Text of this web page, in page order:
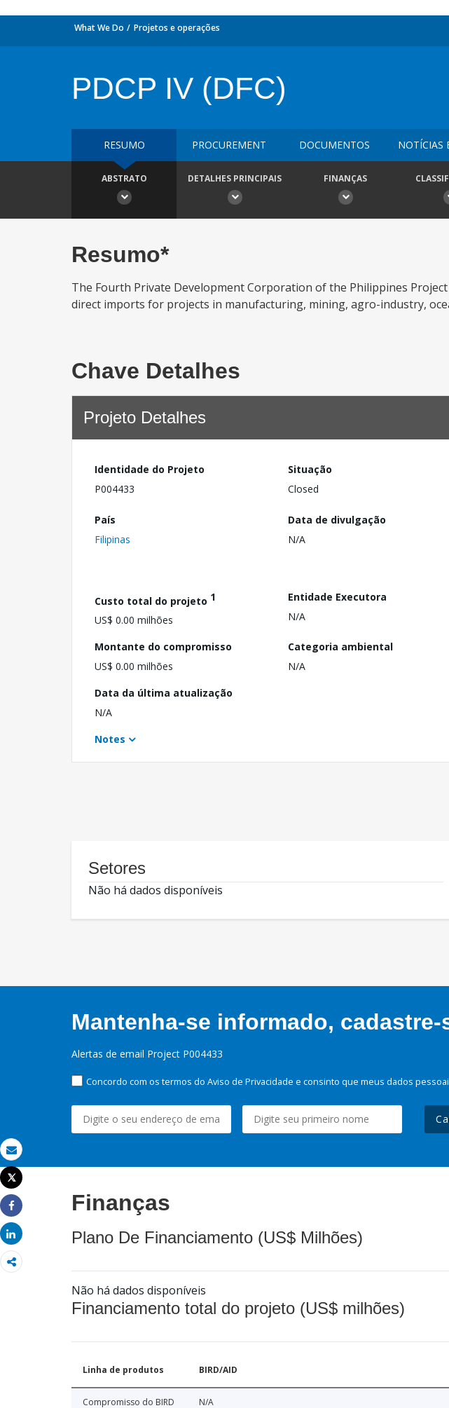
Email
Imprimir
Tweet
Share
Share
What We Do Projetos e operações
PDCP IV (DFC)
RESUMO PROCUREMENT DOCUMENTOS NOTÍCIAS
ABSTRATO DETALHES PRINCIPAIS FINANÇAS
Resumo*
The Fourth Private Development Corporation of the Philippines
direct imports for projects in manufacturing, mining, agro-industry,
Chave Detalhes
Projeto Detalhes
Identidade do Projeto
P004433
Situação
Closed
País
Filipinas
Data de divulgação
N/A
Custo total do projeto 1
US$ 0.00 milhões
Entidade Executora
N/A
Montante do compromisso
US$ 0.00 milhões
Categoria ambiental
N/A
Data da última atualização
N/A
Notes
Setores
Não há dados disponíveis
Mantenha-se informado, cadastre-
Alertas de email Project P004433
Concordo com os termos do Aviso de Privacidade e consinto que meus dados
Finanças
Plano De Financiamento (US$ Milhões)
Não há dados disponíveis
Financiamento total do projeto (US$ milhões)
Linha de produtos BIRD/AID
Compromisso do BIRD N/A